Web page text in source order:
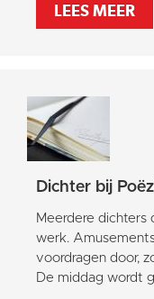
LEES MEER
Dichter bij
Meerdere dichters
werk.
voordragen door,
De middag wordt